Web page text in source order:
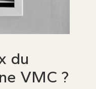
du
VMC ?